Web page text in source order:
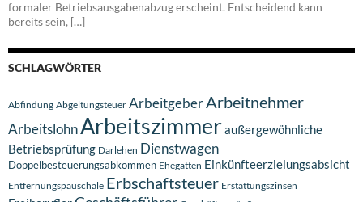
formaler Betriebsausgabenabzug erscheint. Entscheidend kann
bereits sein, […]
SCHLAGWÖRTER
Abfindung Abgeltungsteuer ArbeitgeberArbeitnehmer
ArbeitslohnArbeitszimmeraußergewöhnliche
Betriebsprüfung Darlehen Dienstwagen
Doppelbesteuerungsabkommen Ehegatten Einkünfteerzielungsabsicht
Entfernungspauschale Erbschaftsteuer Erstattungszinsen